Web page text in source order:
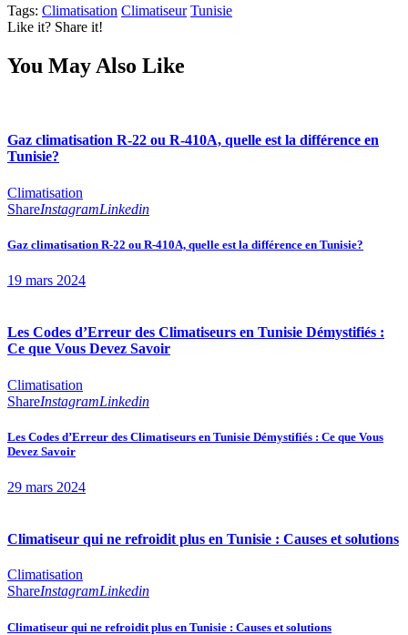
Tags: Climatisation Climatiseur Tunisie
Like it? Share it!
You May Also Like
Gaz climatisation R-22 ou R-410A, quelle est la différence en
Tunisie?
Climatisation
ShareInstagramLinkedin
Gaz climatisation R-22 ou R-410A, quelle est la différence en Tunisie?
19 mars 2024
Les Codes d’Erreur des Climatiseurs en Tunisie Démystifiés :
Ce que Vous Devez Savoir
Climatisation
ShareInstagramLinkedin
Les Codes d’Erreur des Climatiseurs en Tunisie Démystifiés : Ce que Vous
Devez Savoir
29 mars 2024
Climatiseur qui ne refroidit plus en Tunisie : Causes et solutions
Climatisation
ShareInstagramLinkedin
Climatiseur qui ne refroidit plus en Tunisie : Causes et solutions